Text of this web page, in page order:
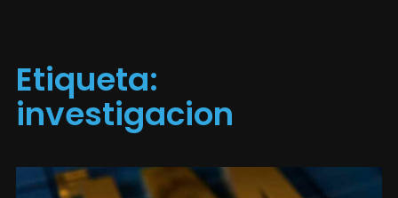
Etiqueta:
investigacion